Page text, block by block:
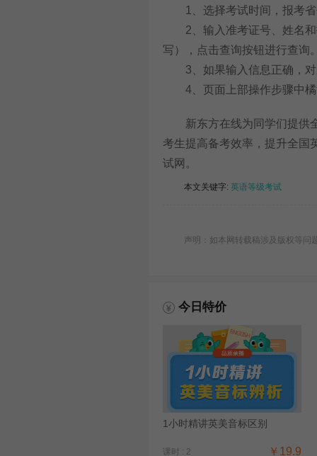
1、选择考试时间，报考省
2、输入准考证号、姓名和
写），点击查询按钮进行查询
3、如果输入信息正确，对
4、页面上部操作步骤中橘
新东方在线为同学们提供全
考生提高备考效率，提升全国
试网。
本文关键字: 英语等级考试
声明：如本网转载稿涉及版权等
今日特价
1小时精讲英美音标区别
课时 : 2 ￥19.9